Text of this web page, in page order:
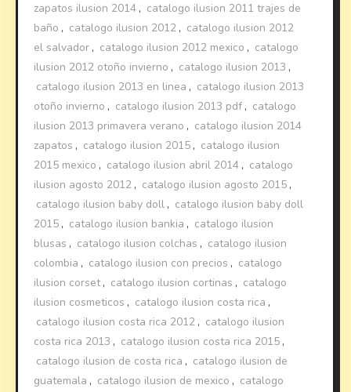
zapatos ilusion 2014 , catalogo ilusion 2011 trajes de
baño , catalogo ilusion 2012 , catalogo ilusion 2012
el salvador , catalogo ilusion 2012 mexico , catalogo
ilusion 2012 otoño invierno , catalogo ilusion 2013 ,
catalogo ilusion 2013 en linea , catalogo ilusion 2013
otoño invierno , catalogo ilusion 2013 pdf , catalogo
ilusion 2013 primavera verano , catalogo ilusion 2014
zapatos , catalogo ilusion 2015 , catalogo ilusion
2015 mexico , catalogo ilusion abril 2014 , catalogo
ilusion agosto 2012 , catalogo ilusion agosto 2015 ,
catalogo ilusion baby doll , catalogo ilusion baby doll
2015 , catalogo ilusion bankia , catalogo ilusion
blusas , catalogo ilusion colchas , catalogo ilusion
colombia , catalogo ilusion con precios , catalogo
ilusion corset, catalogo ilusion cortinas , catalogo
ilusion cosmeticos , catalogo ilusion costa rica ,
catalogo ilusion costa rica 2012 , catalogo ilusion
costa rica 2013 , catalogo ilusion costa rica 2015 ,
catalogo ilusion de costa rica , catalogo ilusion de
guatemala , catalogo ilusion de mexico , catalogo